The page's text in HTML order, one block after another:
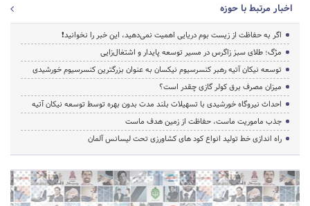
اخبار مرتبط با حوزه
اگر به حفاظت از زیست بوم دریایی اهمیت نمی‌دهید، این خبر را نخوانید❗
مژگ؛ طلای سبز زاگرس در مسیر توسعه پایدار و اشتغال‌زایی
توسعه نیکان آتیه رهبر کنسرسیوم نیکسان به عنوان بزرگترین کنسرسیوم خورشیدی
میزان مصرف برق کولر گازی چقدر است؟
احداث نیروگاه خورشیدی با تسهیلات بلند مدت بدون بهره توسط توسعه نیکان آتیه
جذب ماموریت ماست، حفاظت از زمین هدف ماست
راه اندازی خط تولید انواع کود های کشاورزی تحت لیسانس آلمان